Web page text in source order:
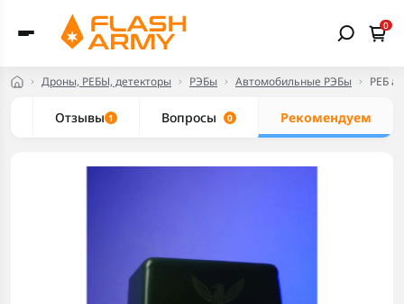
0
Дроны, РЕБЫ, детекторы РЭБы Автомобильные РЭБы РЕБ
Отзывы 1 Вопросы 0 Рекомендуем